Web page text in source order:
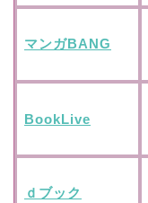
マンガBANG
BookLive
ｄブック